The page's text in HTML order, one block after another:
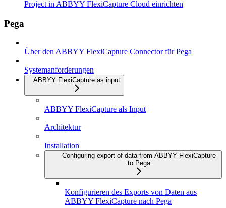
Project in ABBYY FlexiCapture Cloud einrichten
Pega
Über den ABBYY FlexiCapture Connector für Pega
Systemanforderungen
ABBYY FlexiCapture as input
ABBYY FlexiCapture als Input
Architektur
Installation
Configuring export of data from ABBYY FlexiCapture
to Pega
Konfigurieren des Exports von Daten aus
ABBYY FlexiCapture nach Pega